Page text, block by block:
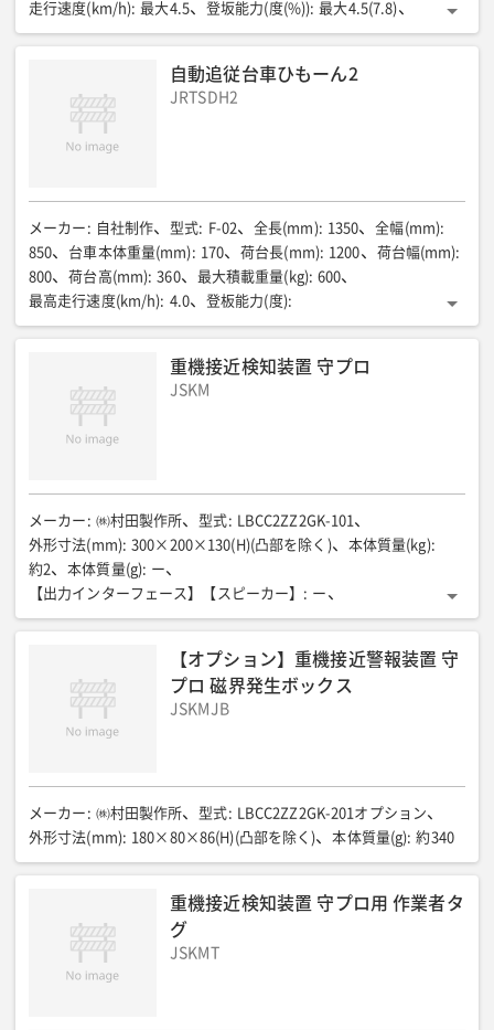
走行速度(km/h): 最大4.5 登坂能力(度(%)): 最大4.5(7.8)
電圧(V): DC24 消費電流(A): 約20 充電時間(時間): 約9.5
最小回転半径(ルート走行機能時)(m): 約3.5
自動追従台車ひもーん2
JRTSDH2
メーカー : 自社制作 型式: F-02 全長(mm): 1350 全幅(mm):
850
台車本体重量(mm): 170 荷台長(mm): 1200 荷台幅(mm):
800
荷台高(mm): 360 最大積載重量(kg): 600
最高走行速度(km/h): 4.0 登板能力(度):
300Kg積載時:7/600kg積載時:2
3.0(ただし速度1.8㎞/h以下における能力)
重機接近検知装置 守プロ
JSKM
メーカー : ㈱村田製作所 型式: LBCC2ZZ2GK-101
外形寸法(mm): 300×200×130(H)(凸部を除く) 本体質量(kg):
約2
本体質量(g): ー
【出力インターフェース】【スピーカー】 : ー
【出力インターフェース】【B接点】: ー
【オプション】重機接近警報装置 守
プロ 磁界発生ボックス
JSKMJB
メーカー : ㈱村田製作所 型式: LBCC2ZZ2GK-201オプション
外形寸法(mm): 180×80×86(H)(凸部を除く) 本体質量(g): 約340
重機接近検知装置 守プロ用 作業者タ
グ
JSKMT